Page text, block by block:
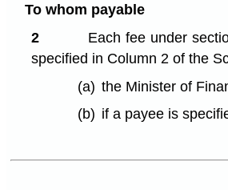
To whom payable
2
Each fee under
specified in Column 2 of the
(a) the Minister of
(b) if a payee is